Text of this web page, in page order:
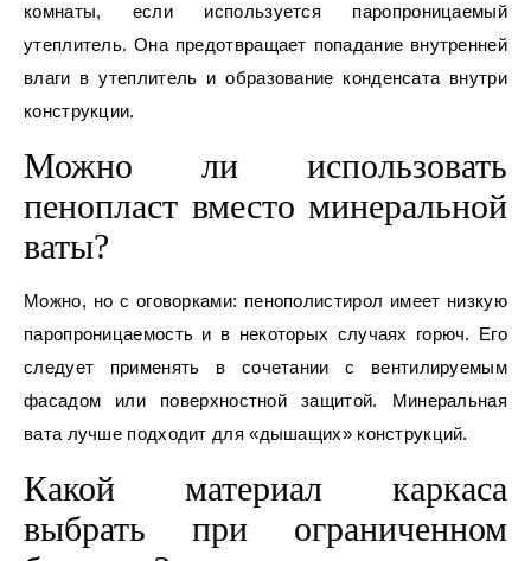
комнаты, если используется паропроницаемый
утеплитель. Она предотвращает попадание внутренней
влаги в утеплитель и образование конденсата внутри
конструкции.
Можно ли использовать
пенопласт вместо минеральной
ваты?
Можно, но с оговорками: пенополистирол имеет низкую
паропроницаемость и в некоторых случаях горюч. Его
следует применять в сочетании с вентилируемым
фасадом или поверхностной защитой. Минеральная
вата лучше подходит для «дышащих» конструкций.
Какой материал каркаса
выбрать при ограниченном